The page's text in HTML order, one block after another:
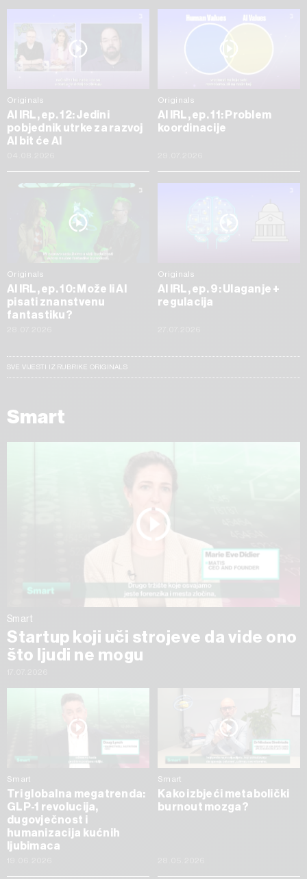
Originals
AI IRL, ep. 12: Jedini
pobjednik utrke za razvoj
AI bit će AI
Originals
AI IRL, ep. 11: Problem
koordinacije
Originals
AI IRL, ep. 10: Može li AI
pisati znanstvenu
fantastiku?
Originals
AI IRL, ep. 9: Ulaganje +
regulacija
SVE VIJESTI IZ RUBRIKE ORIGINALS
Smart
Smart
Startup koji uči strojeve da vide ono
što ljudi ne mogu
Smart
Tri globalna megatrenda:
GLP-1 revolucija,
dugovječnost i
humanizacija kućnih
ljubimaca
Smart
Kako izbjeći metabolički
burnout mozga?